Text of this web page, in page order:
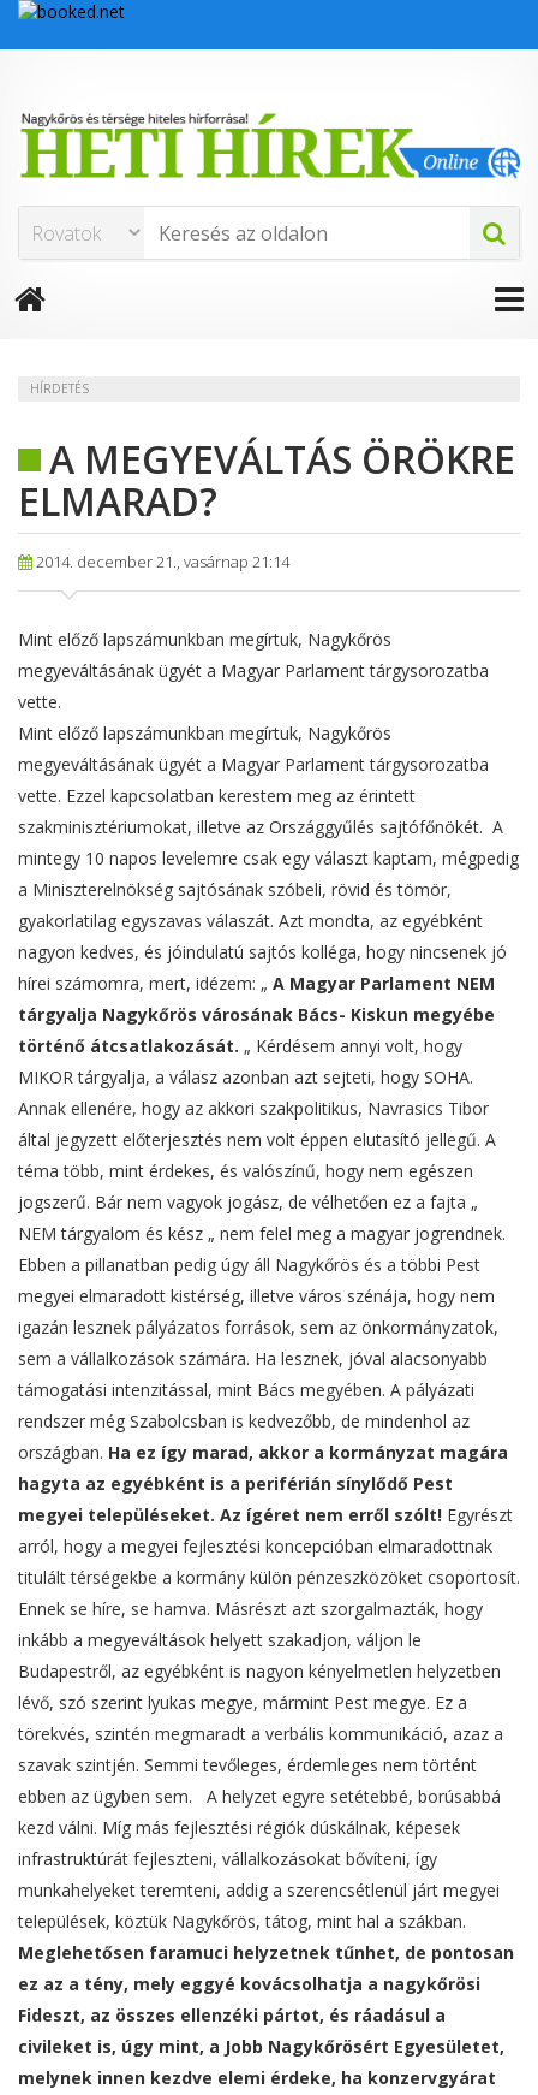
HÍRDETÉS
A MEGYEVÁLTÁS ÖRÖKRE
ELMARAD?
2014. december 21., vasárnap 21:14
Mint előző lapszámunkban megírtuk, Nagykőrös
megyeváltásának ügyét a Magyar Parlament tárgysorozatba
vette.
Mint előző lapszámunkban megírtuk, Nagykőrös
megyeváltásának ügyét a Magyar Parlament tárgysorozatba
vette. Ezzel kapcsolatban kerestem meg az érintett
szakminisztériumokat, illetve az Országgyűlés sajtófőnökét. A
mintegy 10 napos levelemre csak egy választ kaptam, mégpedig
a Miniszterelnökség sajtósának szóbeli, rövid és tömör,
gyakorlatilag egyszavas válaszát. Azt mondta, az egyébként
nagyon kedves, és jóindulatú sajtós kolléga, hogy nincsenek jó
hírei számomra, mert, idézem: „ A Magyar Parlament NEM
tárgyalja Nagykőrös városának Bács- Kiskun megyébe
történő átcsatlakozását. „ Kérdésem annyi volt, hogy
MIKOR tárgyalja, a válasz azonban azt sejteti, hogy SOHA.
Annak ellenére, hogy az akkori szakpolitikus, Navrasics Tibor
által jegyzett előterjesztés nem volt éppen elutasító jellegű. A
téma több, mint érdekes, és valószínű, hogy nem egészen
jogszerű. Bár nem vagyok jogász, de vélhetően ez a fajta „
NEM tárgyalom és kész „ nem felel meg a magyar jogrendnek.
Ebben a pillanatban pedig úgy áll Nagykőrös és a többi Pest
megyei elmaradott kistérség, illetve város szénája, hogy nem
igazán lesznek pályázatos források, sem az önkormányzatok,
sem a vállalkozások számára. Ha lesznek, jóval alacsonyabb
támogatási intenzitással, mint Bács megyében. A pályázati
rendszer még Szabolcsban is kedvezőbb, de mindenhol az
országban. Ha ez így marad, akkor a kormányzat magára
hagyta az egyébként is a periférián sínylődő Pest
megyei településeket. Az ígéret nem erről szólt! Egyrészt
arról, hogy a megyei fejlesztési koncepcióban elmaradottnak
titulált térségekbe a kormány külön pénzeszközöket csoportosít.
Ennek se híre, se hamva. Másrészt azt szorgalmazták, hogy
inkább a megyeváltások helyett szakadjon, váljon le
Budapestről, az egyébként is nagyon kényelmetlen helyzetben
lévő, szó szerint lyukas megye, mármint Pest megye. Ez a
törekvés, szintén megmaradt a verbális kommunikáció, azaz a
szavak szintjén. Semmi tevőleges, érdemleges nem történt
ebben az ügyben sem. A helyzet egyre setétebbé, borúsabbá
kezd válni. Míg más fejlesztési régiók dúskálnak, képesek
infrastruktúrát fejleszteni, vállalkozásokat bővíteni, így
munkahelyeket teremteni, addig a szerencsétlenül járt megyei
települések, köztük Nagykőrös, tátog, mint hal a szákban.
Meglehetősen faramuci helyzetnek tűnhet, de pontosan
ez az a tény, mely eggyé kovácsolhatja a nagykőrösi
Fideszt, az összes ellenzéki pártot, és ráadásul a
civileket is, úgy mint, a Jobb Nagykőrösért Egyesületet,
melynek innen kezdve elemi érdeke, ha konzervgyárat